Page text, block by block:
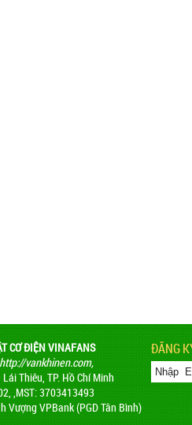
CƠ ĐIỆN VINAFANS
http://vankhinen.com,
Thiêu, TP. Hồ Chí Minh
,MST: 3703413493
Vượng VPBank (PGD Tân Bình)
ĐĂNG